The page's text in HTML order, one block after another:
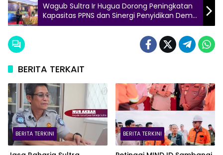
Wagub Sultra Ir Hugua Dorong Peningkatan
Kapasitas PPNS dan Sinergi Penyidikan Demi
Penegakan Hukum yang Berkeadilan
BERITA TERKAIT
BERITA TERKINI BERITA TERKINI